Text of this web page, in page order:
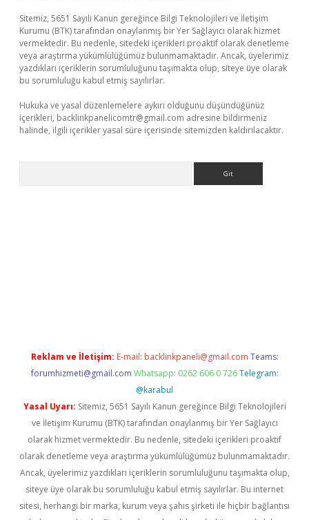
Sitemiz, 5651 Sayılı Kanun gereğince Bilgi Teknolojileri ve İletişim
Kurumu (BTK) tarafından onaylanmış bir Yer Sağlayıcı olarak hizmet
vermektedir. Bu nedenle, sitedeki içerikleri proaktif olarak denetleme
veya araştırma yükümlülüğümüz bulunmamaktadır. Ancak, üyelerimiz
yazdıkları içeriklerin sorumluluğunu taşımakta olup, siteye üye olarak
bu sorumluluğu kabul etmiş sayılırlar.
Hukuka ve yasal düzenlemelere aykırı olduğunu düşündüğünüz
içerikleri, backlinkpanelicomtr@gmail.com adresine bildirmeniz
halinde, ilgili içerikler yasal süre içerisinde sitemizden kaldırılacaktır.
Reklam ve İletişim: E-mail: backlinkpaneli@gmail.com Teams:
forumhizmeti@gmail.com Whatsapp: 0262 606 0 726 Telegram:
@karabul
Yasal Uyarı: Sitemiz, 5651 Sayılı Kanun gereğince Bilgi Teknolojileri
ve İletişim Kurumu (BTK) tarafından onaylanmış bir Yer Sağlayıcı
olarak hizmet vermektedir. Bu nedenle, sitedeki içerikleri proaktif
olarak denetleme veya araştırma yükümlülüğümüz bulunmamaktadır.
Ancak, üyelerimiz yazdıkları içeriklerin sorumluluğunu taşımakta olup,
siteye üye olarak bu sorumluluğu kabul etmiş sayılırlar. Bu internet
sitesi, herhangi bir marka, kurum veya şahıs şirketi ile hiçbir bağlantısı